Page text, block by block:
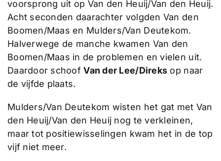
voorsprong uit op Van den Heuij/Van den Heuij.
Acht seconden daarachter volgden Van den
Boomen/Maas en Mulders/Van Deutekom.
Halverwege de manche kwamen Van den
Boomen/Maas in de problemen en vielen uit.
Daardoor schoofVan der Lee/Direks op naar
de vijfde plaats.
Mulders/Van Deutekom wisten het gat met Van
den Heuij/Van den Heuij nog te verkleinen,
maar tot positiewisselingen kwam het in de top
vijf niet meer.